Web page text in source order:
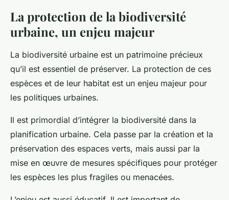
La protection de la biodiversité
urbaine, un enjeu majeur
La biodiversité urbaine est un patrimoine précieux
qu’il est essentiel de préserver. La protection de ces
espèces et de leur habitat est un enjeu majeur pour
les politiques urbaines.
Il est primordial d’intégrer la biodiversité dans la
planification urbaine. Cela passe par la création et la
préservation des espaces verts, mais aussi par la
mise en œuvre de mesures spécifiques pour protéger
les espèces les plus fragiles ou menacées.